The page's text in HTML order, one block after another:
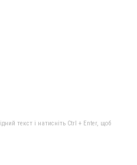
текст і натисніть Ctrl + Enter, щоб